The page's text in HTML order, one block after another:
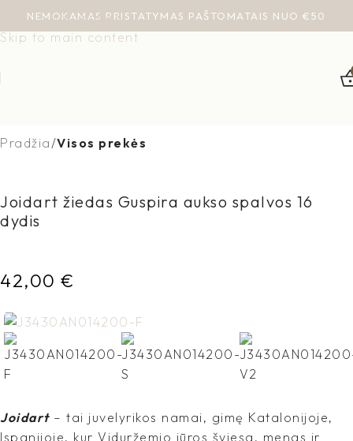
Skip to navigation
Skip to main content
NEMOKAMAS PRISTATYMAS PAŠTOMATAIS NUO €50
Pradžia Visos prekės
Joidart žiedas Guspira aukso spalvos 16
dydis
42,00 €
Joidart– tai juvelyrikos namai, gimę Katalonijoje,
Ispanijoje, kur Viduržemio jūros šviesa, menas ir